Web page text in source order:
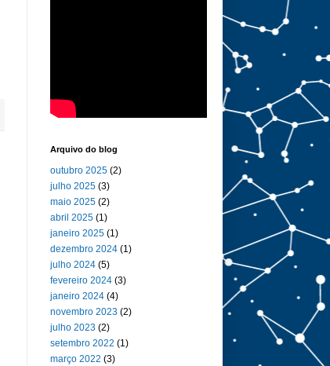
Arquivo do blog
outubro 2025 (2)
julho 2025 (3)
maio 2025 (2)
abril 2025 (1)
janeiro 2025 (1)
dezembro 2024 (1)
julho 2024 (5)
fevereiro 2024 (3)
janeiro 2024 (4)
novembro 2023 (2)
julho 2023 (2)
setembro 2022 (1)
março 2022 (3)